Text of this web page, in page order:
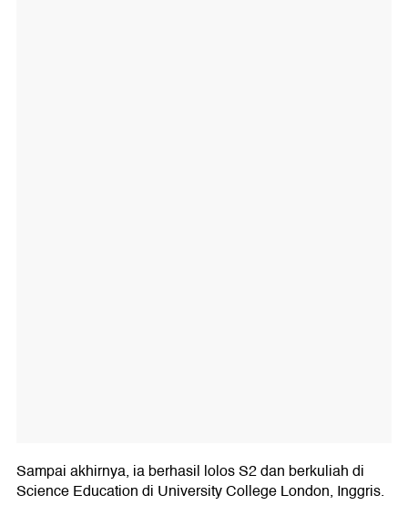
Sampai akhirnya, ia berhasil lolos S2 dan berkuliah di
Science Education di University College London, Inggris.